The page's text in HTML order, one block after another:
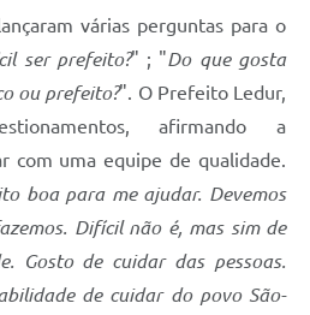
várias perguntas para o
ser prefeito?" ; "Do que gosta
ou prefeito?". O Prefeito Ledur,
afirmando a
com uma equipe de qualidade.
boa para me ajudar. Devemos
Difícil não é, mas sim de
Gosto de cuidar das pessoas.
de cuidar do povo São-